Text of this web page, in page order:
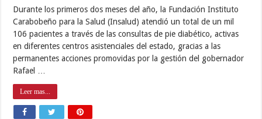
Durante los primeros dos meses del año, la Fundación Instituto
Carabobeño para la Salud (Insalud) atendió un total de un mil
106 pacientes a través de las consultas de pie diabético, activas
en diferentes centros asistenciales del estado, gracias a las
permanentes acciones promovidas por la gestión del gobernador
Rafael …
Leer mas...